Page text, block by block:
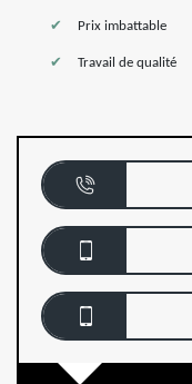
Prix imbattable
Travail de qualité